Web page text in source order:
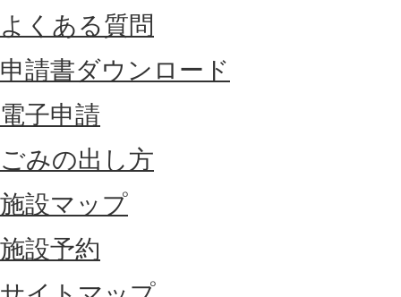
よくある質問
申請書ダウンロード
電子申請
ごみの出し方
施設マップ
施設予約